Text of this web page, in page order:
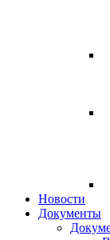
Новости
Документы